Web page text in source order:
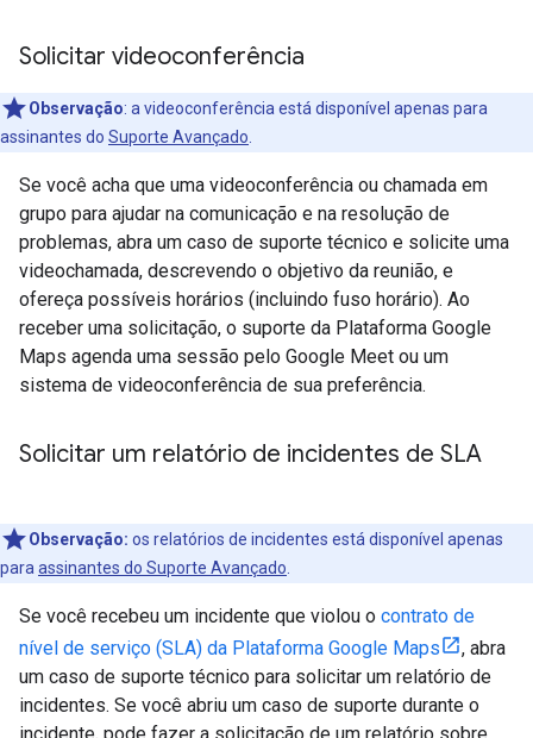
Solicitar videoconferência
Observação: a videoconferência está disponível apenas para
assinantes do Suporte Avançado
Se você acha que uma videoconferência ou chamada em
grupo para ajudar na comunicação e na resolução de
problemas, abra um caso de suporte técnico e solicite uma
videochamada, descrevendo o objetivo da reunião, e
ofereça possíveis horários (incluindo fuso horário). Ao
receber uma solicitação, o suporte da Plataforma Google
Maps agenda uma sessão pelo Google Meet ou um
sistema de videoconferência de sua preferência.
Solicitar um relatório de incidentes de SLA
Observação: os relatórios de incidentes está disponível apenas
para assinantes do Suporte Avançado
Se você recebeu um incidente que violou o contrato de
nível de serviço (SLA) da Plataforma Google Maps
, abra
um caso de suporte técnico para solicitar um relatório de
incidentes. Se você abriu um caso de suporte durante o